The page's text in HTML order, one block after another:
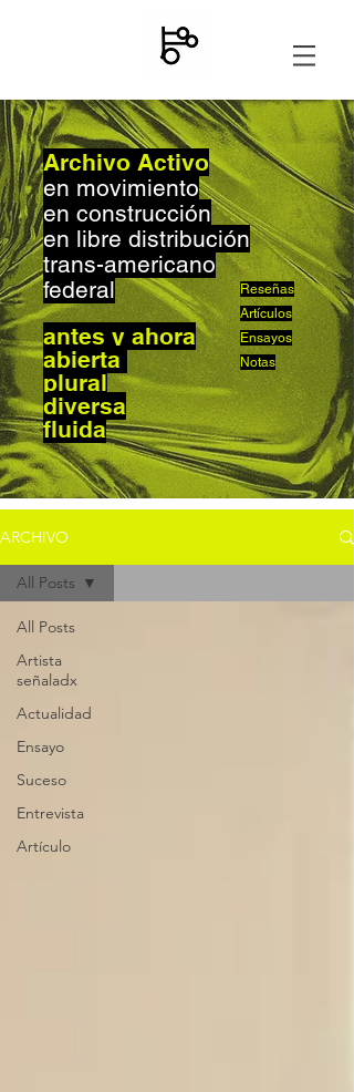
Archivo Activo
en movimiento
en construcción
en libre distribución
trans-americano
federal
Reseñas
Artículos
Ensayos
Notas
antes y ahora
abierta
plural
diversa
fluida
ARCHIVO
All Posts
Artista
señaladx
Actualidad
Ensayo
Suceso
Entrevista
Artículo
All Posts